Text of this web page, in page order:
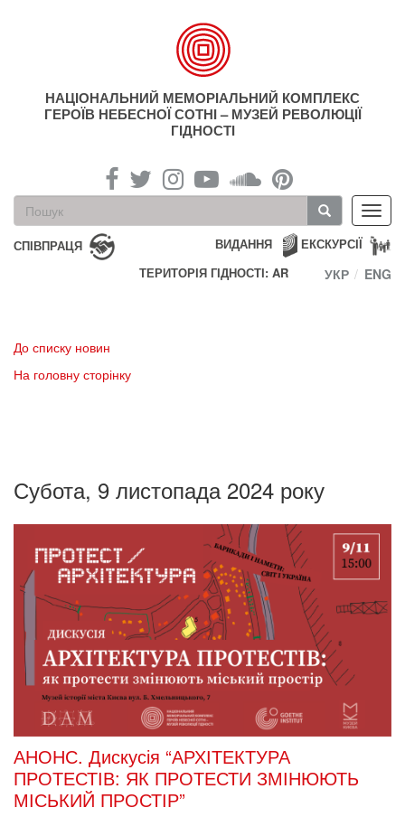
НАЦІОНАЛЬНИЙ МЕМОРІАЛЬНИЙ КОМПЛЕКС
ГЕРОЇВ НЕБЕСНОЇ СОТНІ – МУЗЕЙ РЕВОЛЮЦІЇ
ГІДНОСТІ
Пошукова
форма
Пошук
СПІВПРАЦЯ ЕКСКУРСІЇ
ВИДАННЯ
ТЕРИТОРІЯ ГІДНОСТІ: AR
УКР ENG
До списку новин
На головну сторінку
Субота, 9 листопада 2024 року
АНОНС. Дискусія “АРХІТЕКТУРА
ПРОТЕСТІВ: ЯК ПРОТЕСТИ ЗМІНЮЮТЬ
МІСЬКИЙ ПРОСТІР”